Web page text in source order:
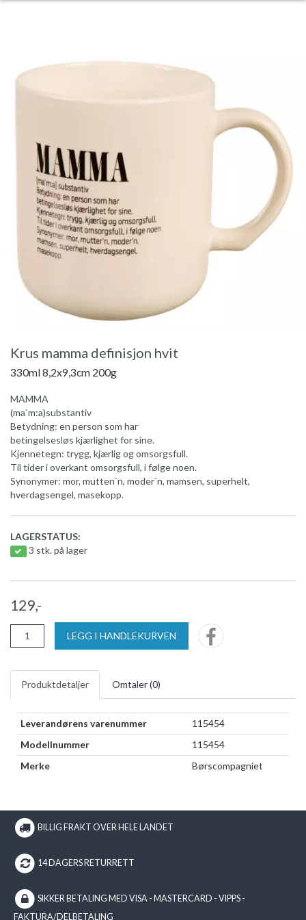
Krus mamma definisjon hvit
330ml 8,2x9,3cm 200g
MAMMA
(ma`m:a)substantiv
Betydning: en person som har
betingelsesløs kjærlighet for sine.
Kjennetegn: trygg, kjærlig og omsorgsfull.
Til tider i overkant omsorgsfull, i følge noen.
Synonymer: mor, mutten`n, moder`n, mamsen, superhelt,
hverdagsengel, masekopp.
LAGERSTATUS:
3 stk. på lager
129,-
LEGG I HANDLEKURVEN
Produktdetaljer Omtaler (0)
Leverandørens varenummer
115454
Modellnummer
115454
Merke
Børscompagniet
BILLIG FRAKT OVER HELE LANDET
14 DAGERS RETURRETT
SIKKER BETALING MED VISA - MASTERCARD - VIPPS -
FAKTURA/DELBETALING